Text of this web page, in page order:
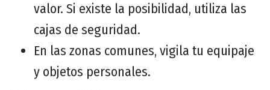
valor. Si existe la posibilidad, utiliza las
cajas de seguridad.
En las zonas comunes, vigila tu equipaje
y objetos personales.